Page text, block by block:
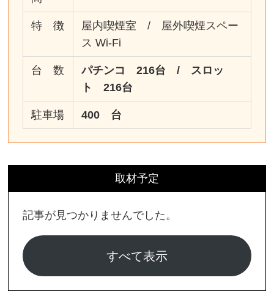
特 徴
屋内喫煙室 / 屋外喫煙スペー
ス Wi-Fi
台 数
パチンコ 216台 / スロッ
ト 216台
駐車場 400 台
取材予定
記事が見つかりませんでした。
すべて表示